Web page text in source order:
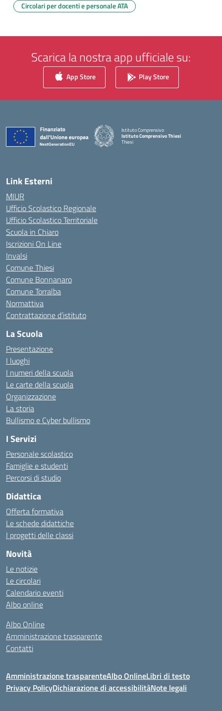
Circolari per docenti e personale ATA
Scarica la nostra app ufficiale su:
App Store Play Store
Istituto Comprensivo
Istituto Comprensivo Thiesi
Thiesi
Link Esterni
MIUR
Ufficio Scolastico Regionale
Ufficio Scolastico Territoriale
Scuola in Chiaro
Iscrizioni On Line
Invalsi
Comune Thiesi
Comune Bonnanaro
Comune Torralba
Normattiva
Contrattazione d’istituto
La Scuola
Presentazione
I luoghi
I numeri della scuola
Le carte della scuola
Organizzazione
La storia
Bullismo e Cyber bullismo
I Servizi
Personale scolastico
Famiglie e studenti
Percorsi di studio
Didattica
Offerta formativa
Le schede didattiche
I progetti delle classi
Novità
Le notizie
Le circolari
Calendario eventi
Albo online
Albo Online
Amministrazione trasparente
Contatti
Amministrazione trasparenteAlbo OnlineLibri di testo
Privacy PolicyDichiarazione di accessibilitàNote legali